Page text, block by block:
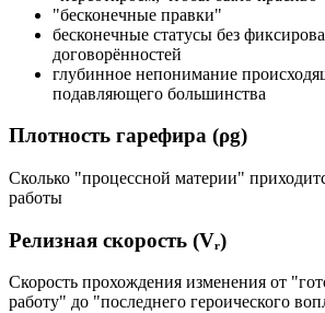
"бесконечные правки"
бесконечные статусы без
договорённостей
глубинное непонимание
подавляющего большинства
Плотность гарефира (ρg)
Сколько "процессной материи"
работы
Релизная скорость (Vᵣ)
Скорость прохождения изменения от
работу" до "последнего героического